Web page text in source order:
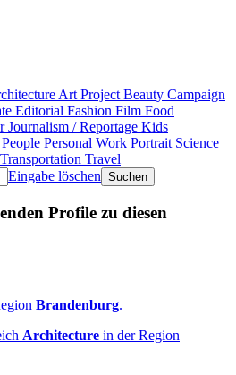
Art Project Beauty Campaign
Editorial Fashion Film Food
Journalism / Reportage Kids
People Personal Work Portrait Science
Transportation Travel
Eingabe löschen
Profile zu diesen
Brandenburg.
Architecture in der Region